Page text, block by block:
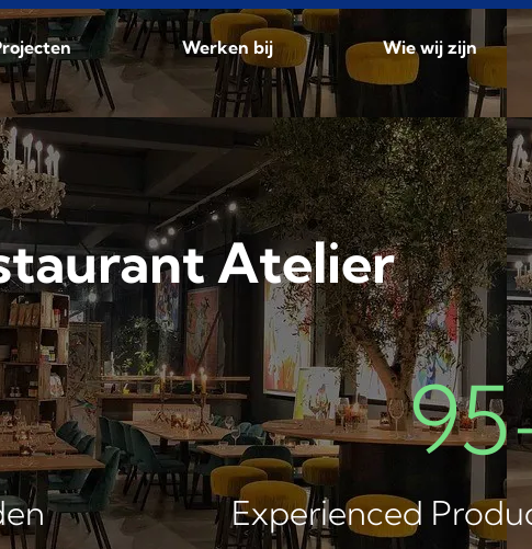
Werken bij Wie wij zijn
Atelier
Experienced